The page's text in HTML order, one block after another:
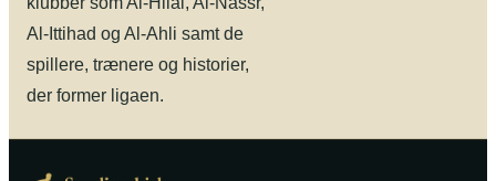
Al-Ittihad og Al-Ahli samt de
spillere, trænere og historier,
der former ligaen.